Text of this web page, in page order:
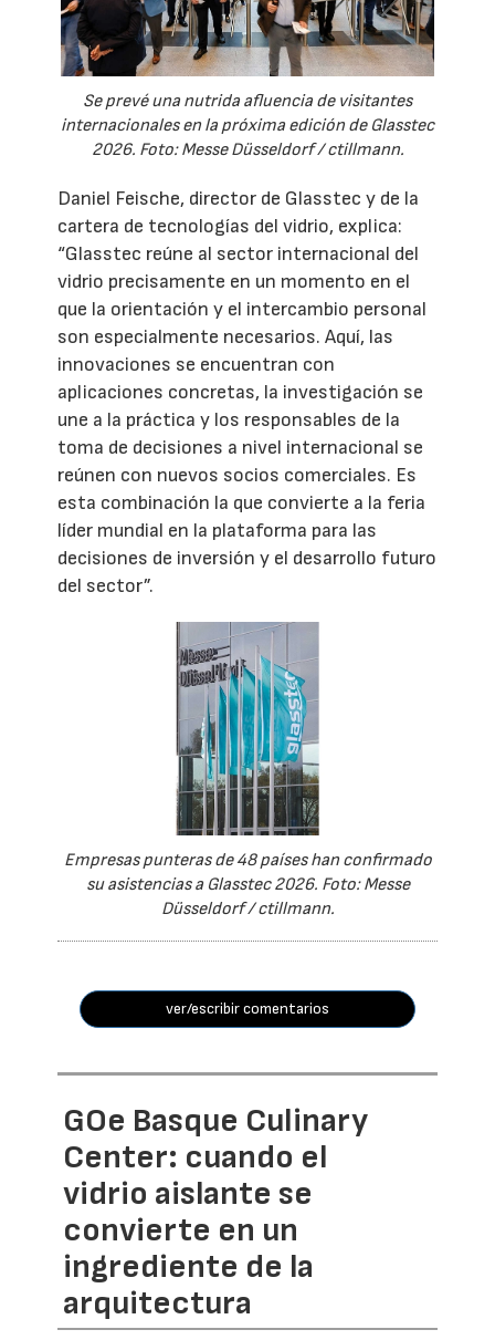
Se prevé una nutrida afluencia de visitantes
internacionales en la próxima edición de Glasstec
2026. Foto: Messe Düsseldorf / ctillmann.
Daniel Feische, director de Glasstec y de la
cartera de tecnologías del vidrio, explica:
“Glasstec reúne al sector internacional del
vidrio precisamente en un momento en el
que la orientación y el intercambio personal
son especialmente necesarios. Aquí, las
innovaciones se encuentran con
aplicaciones concretas, la investigación se
une a la práctica y los responsables de la
toma de decisiones a nivel internacional se
reúnen con nuevos socios comerciales. Es
esta combinación la que convierte a la feria
líder mundial en la plataforma para las
decisiones de inversión y el desarrollo futuro
del sector”.
Empresas punteras de 48 países han confirmado
su asistencias a Glasstec 2026. Foto: Messe
Düsseldorf / ctillmann.
ver/escribir comentarios
GOe Basque Culinary
Center: cuando el
vidrio aislante se
convierte en un
ingrediente de la
arquitectura